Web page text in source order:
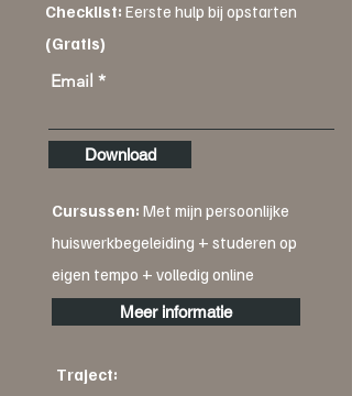
Checklist: Eerste hulp bij opstarten
(Gratis)
Email
Download
Cursussen: Met mijn persoonlijke
huiswerkbegeleiding + studeren op
eigen tempo + volledig online
Meer informatie
Traject: